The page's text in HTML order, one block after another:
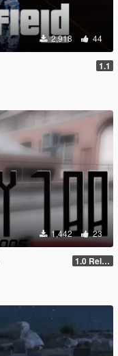
2,918 44
1.1
1,442 23
1.0 Release